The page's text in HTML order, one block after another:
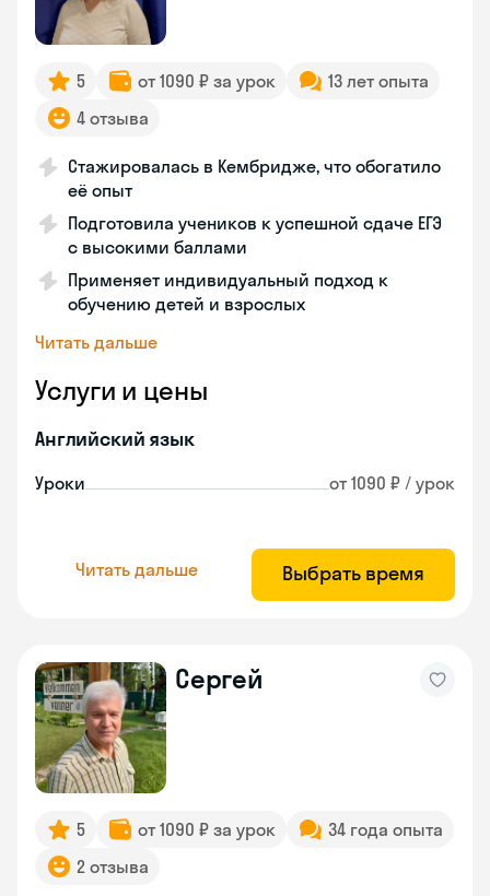
5 от 1090 ₽ за урок
13 лет опыта
4 отзыва
Стажировалась в Кембридже, что обогатило
её опыт
Подготовила учеников к успешной сдаче ЕГЭ
с высокими баллами
Применяет индивидуальный подход к
обучению детей и взрослых
Читать дальше
Услуги и цены
Английский язык
Уроки от 1090 ₽ / урок
Читать дальше Выбрать время
Сергей
5 от 1090 ₽ за урок
34 года опыта
2 отзыва